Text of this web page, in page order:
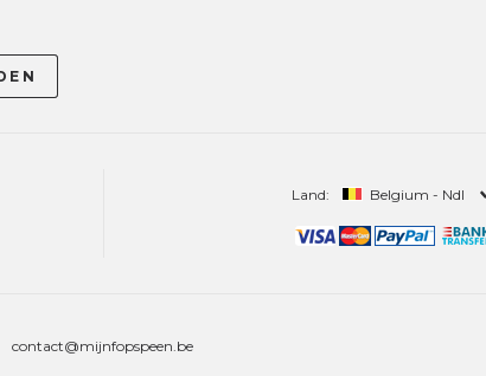
Land: Belgium - Ndl
contact@mijnfopspeen.be